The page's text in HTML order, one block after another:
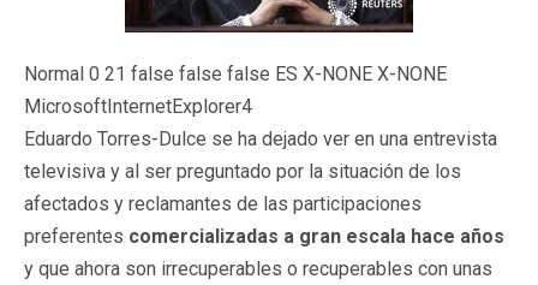
Normal 0 21 false false false ES X-NONE X-NONE
MicrosoftInternetExplorer4
Eduardo Torres-Dulce se ha dejado ver en una entrevista
televisiva y al ser preguntado por la situación de los
afectados y reclamantes de las participaciones
preferentes comercializadas a gran escala hace años
y que ahora son irrecuperables o recuperables con unas